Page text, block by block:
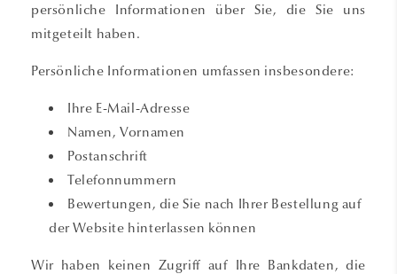
persönliche Informationen über Sie, die Sie uns
mitgeteilt haben.
Persönliche Informationen umfassen insbesondere:
Ihre E-Mail-Adresse
Namen, Vornamen
Postanschrift
Telefonnummern
Bewertungen, die Sie nach Ihrer Bestellung auf
der Website hinterlassen können
Wir haben keinen Zugriff auf Ihre Bankdaten, die